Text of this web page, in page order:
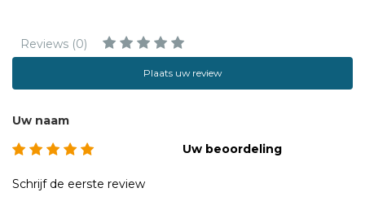
Reviews (0)
Plaats uw review
Uw naam
Uw beoordeling
Schrijf de eerste review